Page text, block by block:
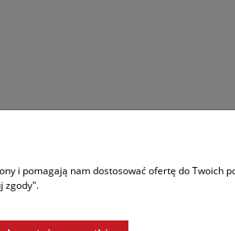
najwyższej jakości, takie jak sprzęt do ewakuacji
i pomagają nam dostosować ofertę do
zgody".